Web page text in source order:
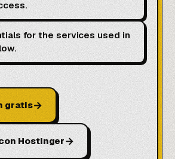
for the services used in
gratis→
Hostinger→